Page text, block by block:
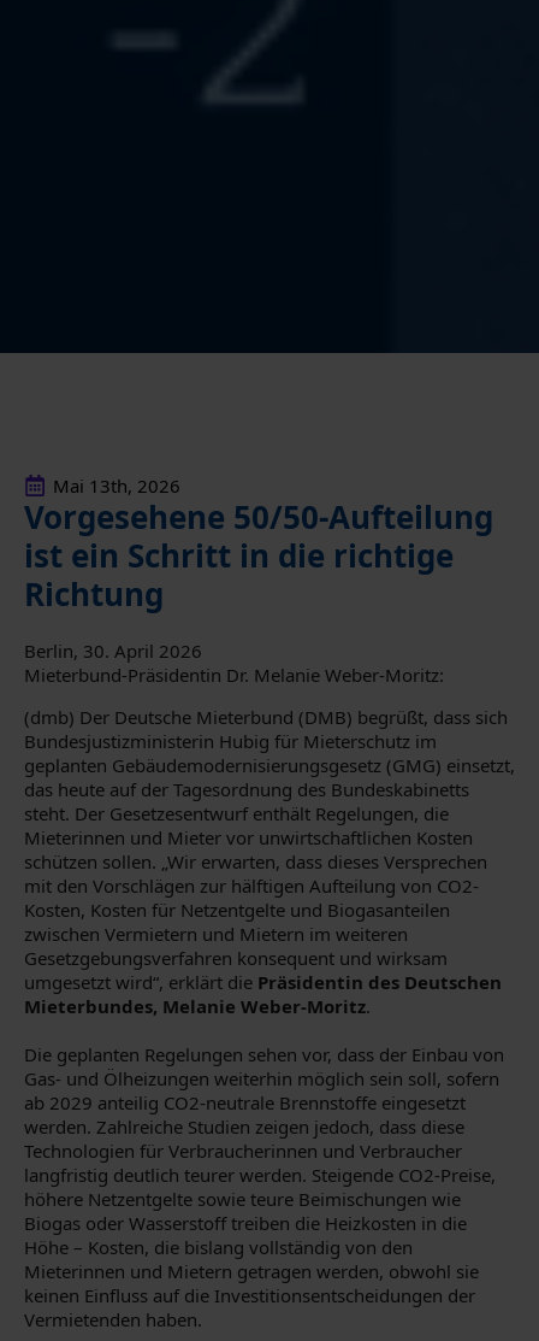
Mai 13th, 2026
Vorgesehene 50/50-Aufteilung
ist ein Schritt in die richtige
Richtung
­­­Berlin, 30. April 2026
Mieterbund-Präsidentin Dr. Melanie Weber-Moritz:
(dmb) Der Deutsche Mieterbund (DMB) begrüßt, dass sich
Bundesjustizministerin Hubig für Mieterschutz im
geplanten Gebäudemodernisierungsgesetz (GMG) einsetzt,
das heute auf der Tagesordnung des Bundeskabinetts
steht. Der Gesetzesentwurf enthält Regelungen, die
Mieterinnen und Mieter vor unwirtschaftlichen Kosten
schützen sollen. „Wir erwarten, dass dieses Versprechen
mit den Vorschlägen zur hälftigen Aufteilung von CO2-
Kosten, Kosten für Netzentgelte und Biogasanteilen
zwischen Vermietern und Mietern im weiteren
Gesetzgebungsverfahren konsequent und wirksam
umgesetzt wird“, erklärt die Präsidentin des Deutschen
Mieterbundes, Melanie Weber-Moritz.
Die geplanten Regelungen sehen vor, dass der Einbau von
Gas- und Ölheizungen weiterhin möglich sein soll, sofern
ab 2029 anteilig CO2-neutrale Brennstoffe eingesetzt
werden. Zahlreiche Studien zeigen jedoch, dass diese
Technologien für Verbraucherinnen und Verbraucher
langfristig deutlich teurer werden. Steigende CO2-Preise,
höhere Netzentgelte sowie teure Beimischungen wie
Biogas oder Wasserstoff treiben die Heizkosten in die
Höhe – Kosten, die bislang vollständig von den
Mieterinnen und Mietern getragen werden, obwohl sie
keinen Einfluss auf die Investitionsentscheidungen der
Vermietenden haben.